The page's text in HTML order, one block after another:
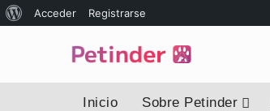
Acceder Registrarse
Inicio Sobre Petinder